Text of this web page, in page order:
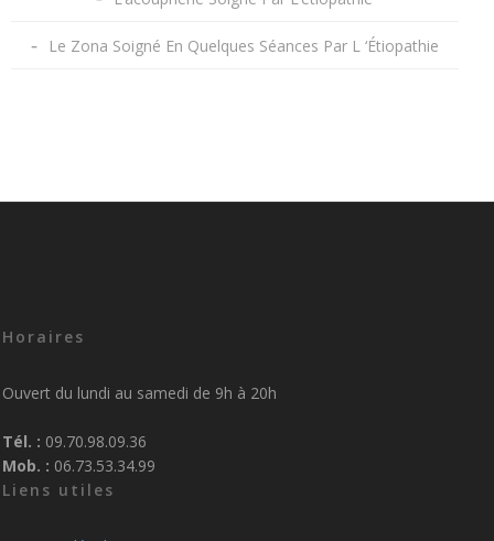
Le Zona Soigné En Quelques Séances Par L ‘Étiopathie
Horaires
Ouvert du lundi au samedi de 9h à 20h
Tél. : 09.70.98.09.36
Mob. : 06.73.53.34.99
Liens utiles